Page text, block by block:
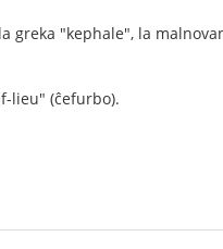
greka "kephale", la
lieu" (ĉefurbo).